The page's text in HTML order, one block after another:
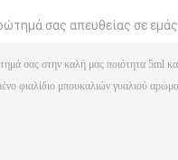
σας απευθείας σε εμάς